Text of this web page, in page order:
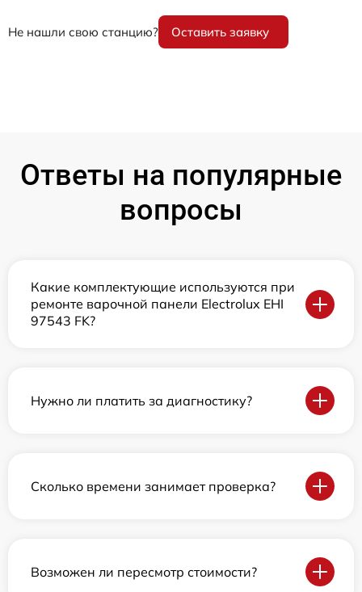
Не нашли свою станцию? Оставить заявку
Ответы на популярные
вопросы
Какие комплектующие используются при
ремонте варочной панели Electrolux EHI
97543 FK?
Нужно ли платить за диагностику?
Сколько времени занимает проверка?
Возможен ли пересмотр стоимости?